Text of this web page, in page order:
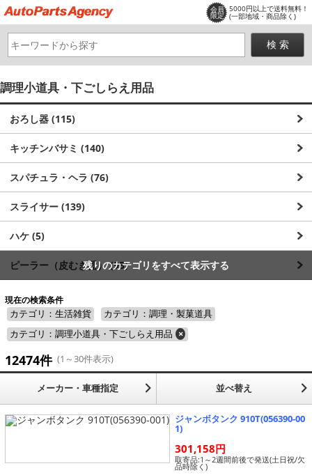
会員
限定
5000円以上で送料無料！
(一部地域・商品除く)
調理小道具・下ごしらえ用品
おろし器 (115)
キッチンバサミ (140)
スパチュラ・ヘラ (76)
スライサー (139)
ハケ (5)
ピーラー（皮むき器） (95)
その他 (11902)
残りのカテゴリをすべて表示する
現在の検索条件
カテゴリ：生活雑貨
カテゴリ：調理・製菓道具
カテゴリ：調理小道具・下ごしらえ用品 ×
12474件 (1～30件表示)
メーカー・車種指定 並べ替え
ジャンボタンク 910T(056390-00
1)
301,158円
取寄品:1～2週間前後で発送(土日祝/欠
品時除く)